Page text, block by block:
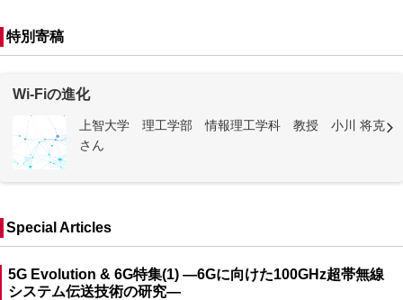
特別寄稿
Wi-Fiの進化
上智大学 理工学部 情報理工学科 教授 小川 将克
さん
Special Articles
5G Evolution & 6G特集(1) —6Gに向けた100GHz超帯無線
システム伝送技術の研究—